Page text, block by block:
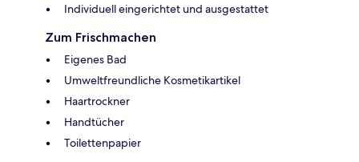
Individuell eingerichtet und ausgestattet
Zum Frischmachen
Eigenes Bad
Umweltfreundliche Kosmetikartikel
Haartrockner
Handtücher
Toilettenpapier